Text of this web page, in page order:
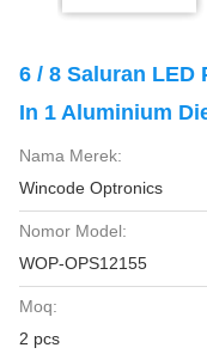
6 / 8 Saluran LED
In 1 Aluminium
Nama Merek:
Wincode Optronics
Nomor Model:
WOP-OPS12155
Moq:
2 pcs